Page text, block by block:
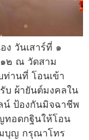
ง วันเสาร์ที่ ๑
๒ ณ วัดสาม
านที่ โอนเข้า
บ ผ้ายันต์มงคลใน
น์ ป้องกันมิจฉาชีพ
ทอดกฐินให้โอน
บุญ กรุณาโทร